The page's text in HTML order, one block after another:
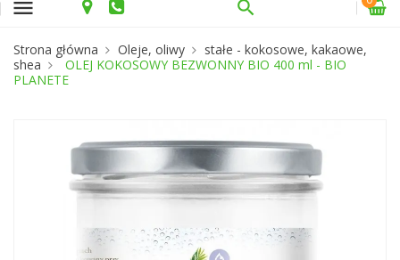
menu
Strona główna Oleje, oliwy
stałe - kokosowe, kakaowe,
shea
OLEJ KOKOSOWY BEZWONNY BIO 400 ml - BIO
PLANETE